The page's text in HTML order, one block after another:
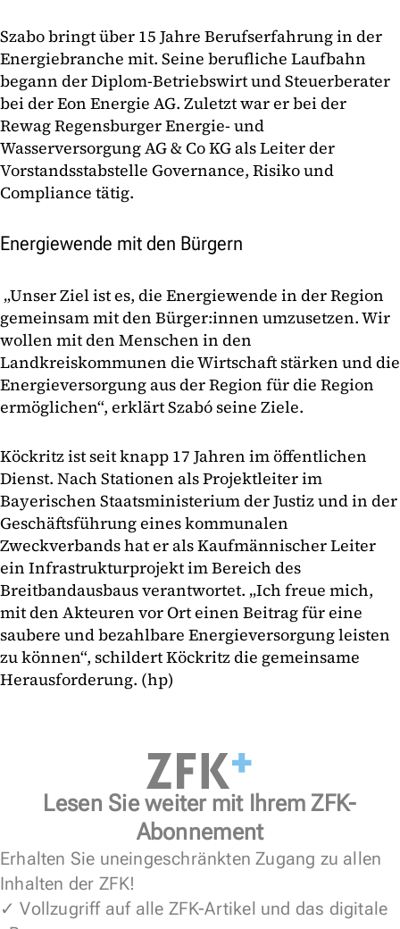
Szabo bringt über 15 Jahre Berufserfahrung in der
Energiebranche mit. Seine berufliche Laufbahn
begann der Diplom-Betriebswirt und Steuerberater
bei der Eon Energie AG. Zuletzt war er bei der
Rewag Regensburger Energie- und
Wasserversorgung AG & Co KG als Leiter der
Vorstandsstabstelle Governance, Risiko und
Compliance tätig.
Energiewende mit den Bürgern
„Unser Ziel ist es, die Energiewende in der Region
gemeinsam mit den Bürger:innen umzusetzen. Wir
wollen mit den Menschen in den
Landkreiskommunen die Wirtschaft stärken und die
Energieversorgung aus der Region für die Region
ermöglichen“, erklärt Szabó seine Ziele.
Köckritz ist seit knapp 17 Jahren im öffentlichen
Dienst. Nach Stationen als Projektleiter im
Bayerischen Staatsministerium der Justiz und in der
Geschäftsführung eines kommunalen
Zweckverbands hat er als Kaufmännischer Leiter
ein Infrastrukturprojekt im Bereich des
Breitbandausbaus verantwortet. „Ich freue mich,
mit den Akteuren vor Ort einen Beitrag für eine
saubere und bezahlbare Energieversorgung leisten
zu können“, schildert Köckritz die gemeinsame
Herausforderung. (hp)
Lesen Sie weiter mit Ihrem ZFK-
Abonnement
Erhalten Sie uneingeschränkten Zugang zu allen
Inhalten der ZFK!
✓ Vollzugriff auf alle ZFK-Artikel und das digitale